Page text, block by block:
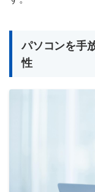
パソコンを手
性